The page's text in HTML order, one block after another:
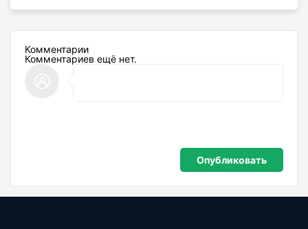
Комментарии
Комментариев ещё нет.